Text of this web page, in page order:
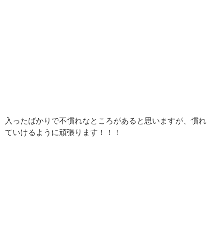
入ったばかりで不慣れなところがあると思いますが、慣れ
ていけるように頑張ります！！！